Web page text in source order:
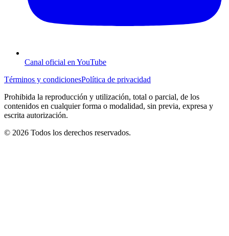
Canal oficial en YouTube
Términos y condicionesPolítica de privacidad
Prohibida la reproducción y utilización, total o parcial, de los
contenidos en cualquier forma o modalidad, sin previa, expresa y
escrita autorización.
© 2026 Todos los derechos reservados.